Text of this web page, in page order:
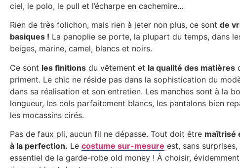
ciel, le polo, le pull et l’écharpe en cachemire…
Rien de très folichon, mais rien à jeter non plus, ce sont de
basiques ! La panoplie se porte, la plupart du temps, dans
beiges, marine, camel, blancs et noirs.
Ce sont les finitions du vêtement et la qualité des matières
priment. Le chic ne réside pas dans la sophistication du
dans sa réalisation et son entretien. Les manches sont à la
longueur, les cols parfaitement blancs, les pantalons bien
les mocassins cirés.
Pas de faux pli, aucun fil ne dépasse. Tout doit être maîtrisé
à la perfection. Le costume sur-mesure est, sans surprises,
essentiel de la garde-robe old money ! À choisir,